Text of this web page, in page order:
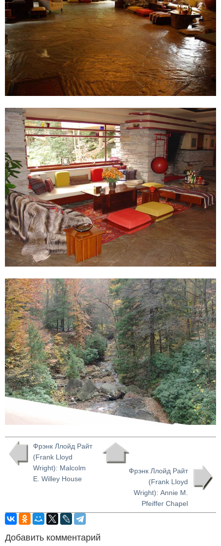
Фрэнк Ллойд Райт
(Frank Lloyd
Wright): Malcolm
E. Willey House
Фрэнк Ллойд Райт
(Frank Lloyd
Wright): Annie M.
Pfeiffer Chapel
Добавить комментарий